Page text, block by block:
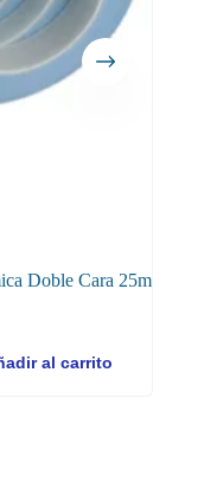
Doble Cara 25m
al carrito